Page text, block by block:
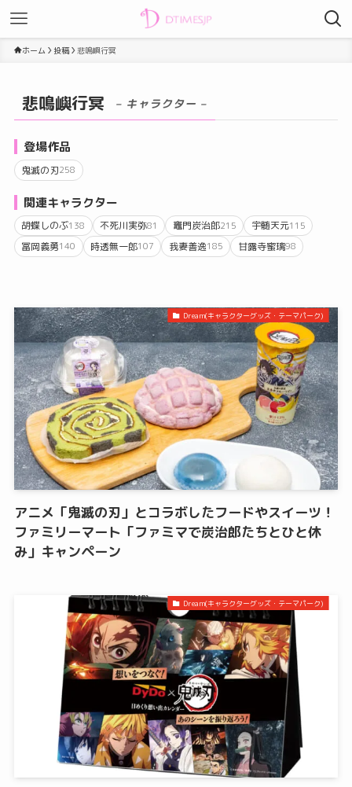
ホーム 投稿 悲鳴嶼行冥
悲鳴嶼行冥 – キャラクター –
登場作品
鬼滅の刃258
関連キャラクター
胡蝶しのぶ138 不死川実弥81 竈門炭治郎215 宇髄天元115
冨岡義勇140 時透無一郎107 我妻善逸185 甘露寺蜜璃98
Dream(キャラクターグッズ・テーマパーク)
アニメ「鬼滅の刃」とコラボしたフードやスイーツ！
ファミリーマート「ファミマで炭治郎たちとひと休
み」キャンペーン
Dream(キャラクターグッズ・テーマパーク)